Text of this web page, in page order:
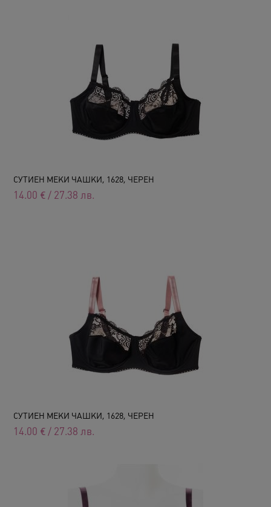
СУТИЕН МЕКИ ЧАШКИ, 1628, ЧЕРЕН
14.00 € / 27.38 лв.
СУТИЕН МЕКИ ЧАШКИ, 1628, ЧЕРЕН
14.00 € / 27.38 лв.